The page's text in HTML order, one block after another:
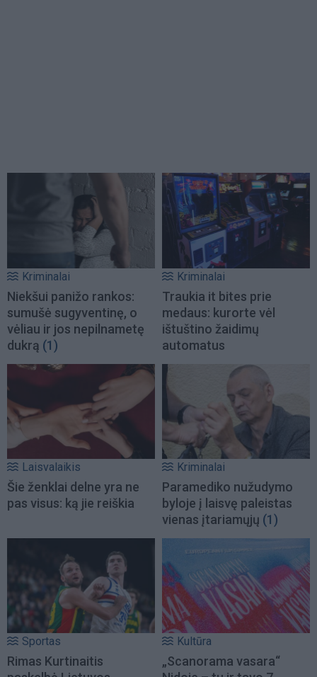
Kriminalai
Niekšui panižo rankos:
sumušė sugyventinę, o
vėliau ir jos nepilnametę
dukrą (1)
Kriminalai
Traukia it bites prie
medaus: kurorte vėl
ištuštino žaidimų
automatus
Laisvalaikis
Šie ženklai delne yra ne
pas visus: ką jie reiškia
Kriminalai
Paramediko nužudymo
byloje į laisvę paleistas
vienas įtariamųjų (1)
Sportas
Rimas Kurtinaitis
Kultūra
„Scanorama vasara“